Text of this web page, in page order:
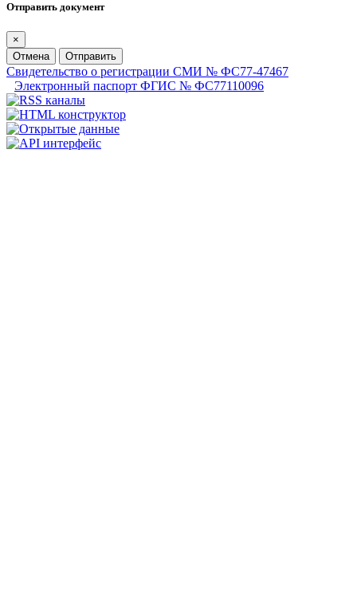
Отправить документ
×
Отмена
Отправить
Свидетельство о регистрации СМИ № ФС77-47467
Электронный паспорт ФГИС № ФС77110096